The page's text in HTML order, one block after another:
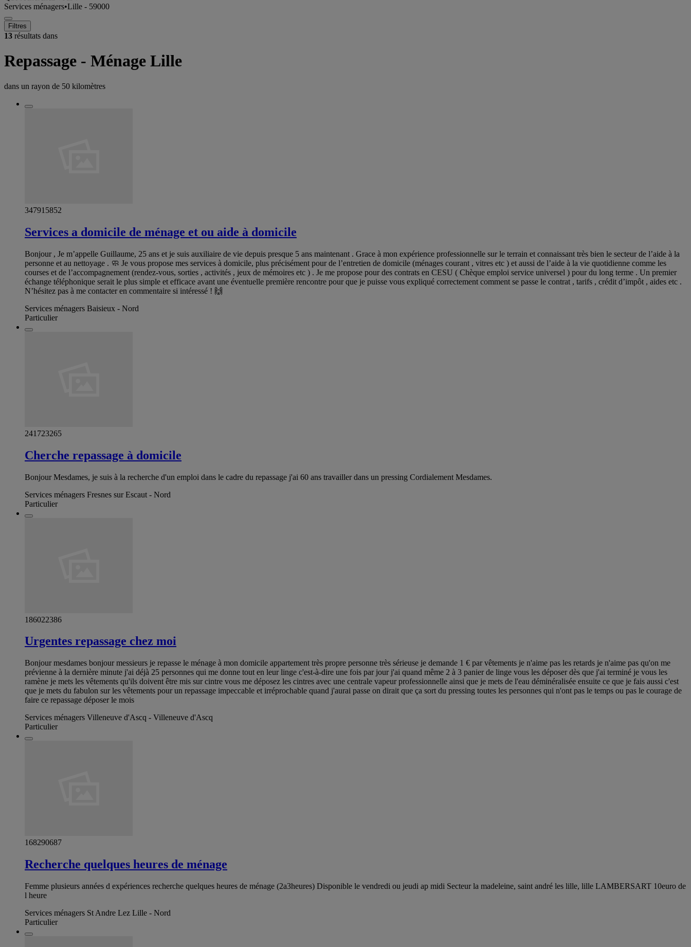
Services ménagers•Lille - 59000
Filtres
13 résultats dans
Repassage - Ménage Lille
dans un rayon de 50 kilomètres
347915852
Services a domicile de ménage et ou aide à domicile
Bonjour , Je m’appelle Guillaume, 25 ans et je suis auxiliaire de vie depuis presque 5 ans maintenant . Grace à mon expérience professionnelle sur le terrain et connaissant très bien le secteur de l’aide à la
personne et au nettoyage . 🧼 Je vous propose mes services à domicile, plus précisément pour de l’entretien de domicile (ménages courant , vitres etc ) et aussi de l’aide à la vie quotidienne comme les
courses et de l’accompagnement (rendez-vous, sorties , activités , jeux de mémoires etc ) . Je me propose pour des contrats en CESU ( Chèque emploi service universel ) pour du long terme . Un premier
échange téléphonique serait le plus simple et efficace avant une éventuelle première rencontre pour que je puisse vous expliqué correctement comment se passe le contrat , tarifs , crédit d’impôt , aides etc .
N’hésitez pas à me contacter en commentaire si intéressé ! 🙌
Services ménagers Baisieux - Nord
Particulier
241723265
Cherche repassage à domicile
Bonjour Mesdames, je suis à la recherche d'un emploi dans le cadre du repassage j'ai 60 ans travailler dans un pressing Cordialement Mesdames.
Services ménagers Fresnes sur Escaut - Nord
Particulier
186022386
Urgentes repassage chez moi
Bonjour mesdames bonjour messieurs je repasse le ménage à mon domicile appartement très propre personne très sérieuse je demande 1 € par vêtements je n'aime pas les retards je n'aime pas qu'on me
prévienne à la dernière minute j'ai déjà 25 personnes qui me donne tout en leur linge c'est-à-dire une fois par jour j'ai quand même 2 à 3 panier de linge vous les déposer dès que j'ai terminé je vous les
ramène je mets les vêtements qu'ils doivent être mis sur cintre vous me déposez les cintres avec une centrale vapeur professionnelle ainsi que je mets de l'eau déminéralisée ensuite ce que je fais aussi c'est
que je mets du fabulon sur les vêtements pour un repassage impeccable et irréprochable quand j'aurai passe on dirait que ça sort du pressing toutes les personnes qui n'ont pas le temps ou pas le courage de
faire ce repassage déposer le mois
Services ménagers Villeneuve d'Ascq - Villeneuve d'Ascq
Particulier
168290687
Recherche quelques heures de ménage
Femme plusieurs années d expériences recherche quelques heures de ménage (2a3heures) Disponible le vendredi ou jeudi ap midi Secteur la madeleine, saint andré les lille, lille LAMBERSART 10euro de
l heure
Services ménagers St Andre Lez Lille - Nord
Particulier